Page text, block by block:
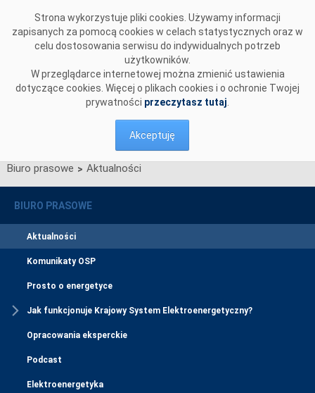
Strona wykorzystuje pliki cookies. Używamy informacji
zapisanych za pomocą cookies w celach statystycznych oraz w
celu dostosowania serwisu do indywidualnych potrzeb
użytkowników.
W przeglądarce internetowej można zmienić ustawienia
dotyczące cookies. Więcej o plikach cookies i o ochronie Twojej
prywatności przeczytasz tutaj
Akceptuję
Biuro prasowe > Aktualności
BIURO PRASOWE
Aktualności
Komunikaty OSP
Prosto o energetyce
Jak funkcjonuje Krajowy System Elektroenergetyczny?
Opracowania eksperckie
Podcast
Elektroenergetyka